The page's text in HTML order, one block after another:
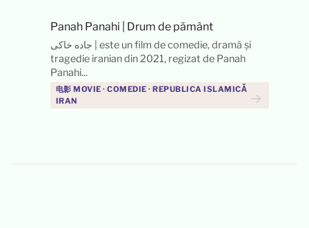
Panah Panahi Drum de pământ
جاده خاکی | este un film de comedie, dramă și
tragedie iranian din 2021, regizat de Panah
Panahi...
电影 MOVIE · COMEDIE · REPUBLICA ISLAMICĂ
IRAN
→